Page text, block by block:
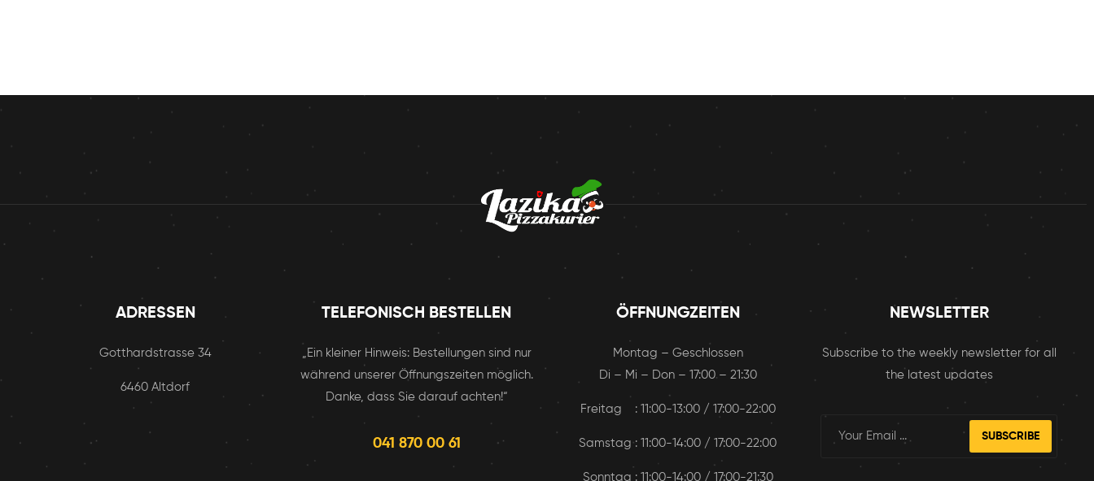
ADRESSEN
Gotthardstrasse 34
6460 Altdorf
TELEFONISCH BESTELLEN
„Ein kleiner Hinweis: Bestellungen sind nur
während unserer Öffnungszeiten möglich.
Danke, dass Sie darauf achten!“
041 870 00 61
ÖFFNUNGZEITEN
Montag – Geschlossen
Di – Mi – Don – 17:00 – 21:30
Freitag : 11:00-13:00 / 17:00-22:00
Samstag : 11:00-14:00 / 17:00-22:00
Sonntag : 11:00-14:00 / 17:00-21:30
NEWSLETTER
Subscribe to the weekly newsletter for all
the latest updates
SUBSCRIBE